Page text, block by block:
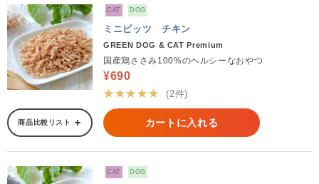
CAT DOG
ミニビッツ チキン
GREEN DOG & CAT Premium
国産鶏ささみ100%のヘルシーなおやつ
¥690
★★★★★
(2件)
商品比較リスト カートに入れる
CAT DOG